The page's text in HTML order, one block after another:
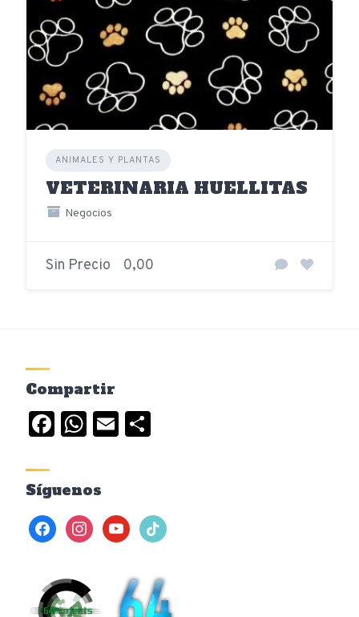
ANIMALES Y PLANTAS
VETERINARIA HUELLITAS
Negocios
Sin Precio 0,00
Compartir
Facebook
WhatsApp
Email
Síguenos
facebookinstagramyoutubetiktok